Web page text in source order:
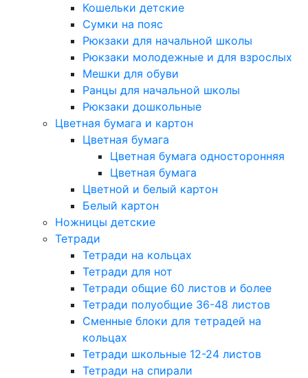
Кошельки детские
Сумки на пояс
Рюкзаки для начальной школы
Рюкзаки молодежные и для взрослых
Мешки для обуви
Ранцы для начальной школы
Рюкзаки дошкольные
Цветная бумага и картон
Цветная бумага
Цветная бумага односторонняя
Цветная бумага
Цветной и белый картон
Белый картон
Ножницы детские
Тетради
Тетради на кольцах
Тетради для нот
Тетради общие 60 листов и более
Тетради полуобщие 36-48 листов
Сменные блоки для тетрадей на
кольцах
Тетради школьные 12-24 листов
Тетради на спирали